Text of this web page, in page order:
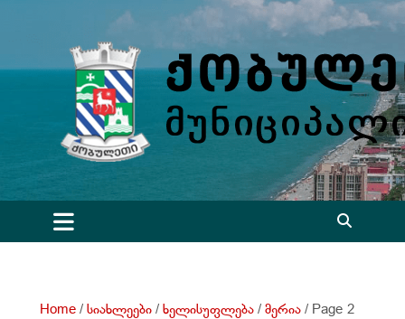
p
e
Home სიახლეები ხელისუფლება მერია Page 2